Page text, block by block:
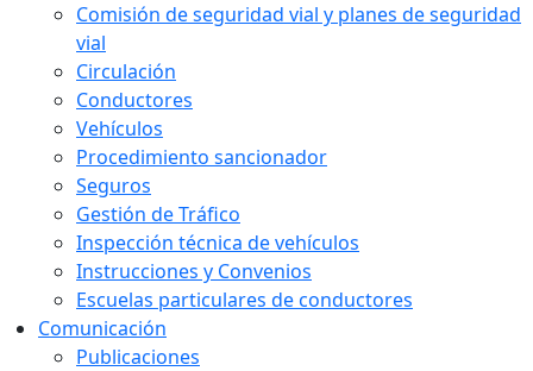
Comisión de seguridad vial y planes de seguridad
vial
Circulación
Conductores
Vehículos
Procedimiento sancionador
Seguros
Gestión de Tráfico
Inspección técnica de vehículos
Instrucciones y Convenios
Escuelas particulares de conductores
Comunicación
Publicaciones